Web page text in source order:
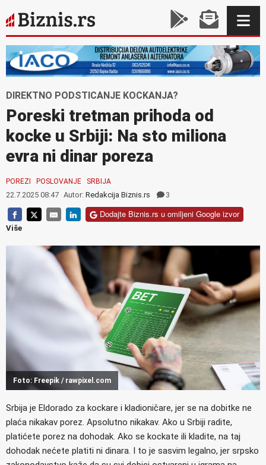
DIREKTNO PODSTICANJE KOCKANJA?
Poreski tretman prihoda od
kocke u Srbiji: Na sto miliona
evra ni dinar poreza
POREZI POSLOVANJE SRBIJA
22.7.2025 08:47 Autor: Redakcija Biznis.rs 3
Dodajte Biznis.rs u omiljeni Google izvor
Više
Foto: Freepik / rawpixel.com
Srbija je Eldorado za kockare i kladioničare, jer se na dobitke ne
plaća nikakav porez. Apsolutno nikakav. Ako u Srbiji radite,
platićete porez na dohodak. Ako se kockate ili kladite, na taj
dohodak nećete platiti ni dinara. I to je sasvim legalno, jer srpsko